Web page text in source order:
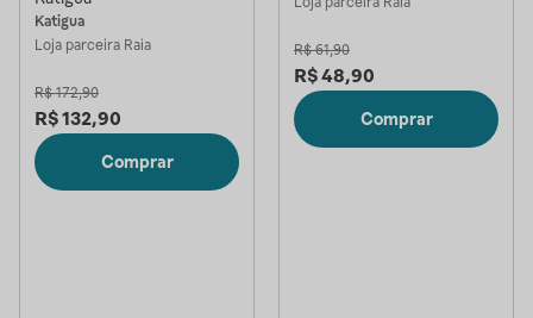
Katigua
Loja parceira Raia
R$ 172,90
R$132,90
Comprar
R$ 61,90
R$48,90
Comprar